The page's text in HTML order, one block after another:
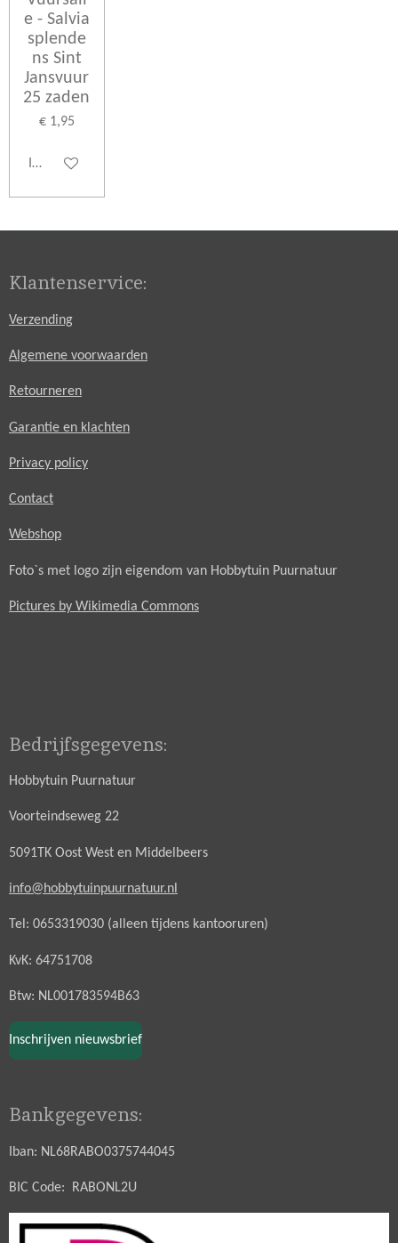
e - Salvia
splende
ns Sint
Jansvuur
25 zaden
€ 1,95
In winkelwagen
Klantenservice:
Verzending
Algemene voorwaarden
Retourneren
Garantie en klachten
Privacy policy
Contact
Webshop
Foto`s met logo zijn eigendom van Hobbytuin Puurnatuur
Pictures by Wikimedia Commons
Bedrijfsgegevens:
Hobbytuin Puurnatuur
Voorteindseweg 22
5091TK Oost West en Middelbeers
info@hobbytuinpuurnatuur.nl
Tel: 0653319030 (alleen tijdens kantooruren)
KvK: 64751708
Btw: NL001783594B63
Inschrijven nieuwsbrief
Bankgegevens:
Iban: NL68RABO0375744045
BIC Code: RABONL2U